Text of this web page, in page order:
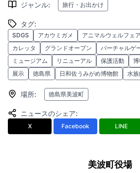
ジャンル: 旅行・お出かけ
タグ:
SDGS アカウミガメ アニマルウェルフェア
カレッタ
グランドオープン バーチャルゲ
ミュージアム
リニューアル 保護活動
展示
徳島県 日和佐うみがめ博物館 水
場所: 徳島県美波町
ニュースのシェア:
X Facebook LINE
美波町役場